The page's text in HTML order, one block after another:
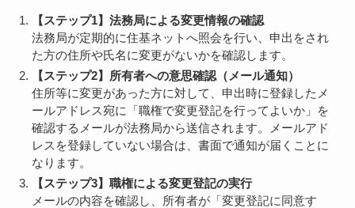
【ステップ1】法務局による変更情報の確認
法務局が定期的に住基ネットへ照会を行い、申出をされ
た方の住所や氏名に変更がないかを確認します。
【ステップ2】所有者への意思確認（メール通知）
住所等に変更があった方に対して、申出時に登録したメ
ールアドレス宛に「職権で変更登記を行ってよいか」を
確認するメールが法務局から送信されます。メールアド
レスを登録していない場合は、書面で通知が届くことに
なります。
【ステップ3】職権による変更登記の実行
メールの内容を確認し、所有者が「変更登記に同意す